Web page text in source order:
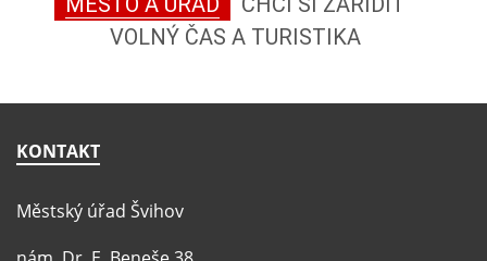
VOLNÝ ČAS A TURISTIKA
KONTAKT
Městský úřad Švihov